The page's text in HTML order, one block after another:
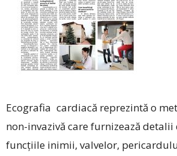
Ecografia cardiacă reprezintă o
non-invazivă care furnizează
funcțiile inimii, valvelor,